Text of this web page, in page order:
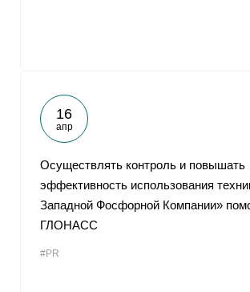
16
апр
Осуществлять контроль и повышать
эффективность использования
Западной Фосфорной Компании»
ГЛОНАСС
#PR